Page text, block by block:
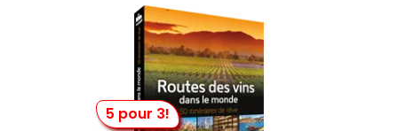
5 pour 3!